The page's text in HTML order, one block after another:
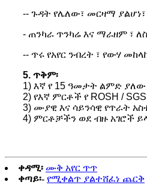
-- ጉዳት የሌለው፣ መርዛማ
- ጠንካራ ጥንካሬ እና ማራዘም ፣
-- ጥሩ የአየር ንብረት ፣ የውሃ
5. ጥቅም፡
1) እኛ የ 15 ዓመታት ልምድ
2) የእኛ ምርቶች የ ROSH /
3) ሙያዊ እና ሳይንሳዊ የጥራት
4) ምርቶቻችን ወደ ብዙ አገሮች
ቀዳሚ፡ ሙቅ አየር ጥጥ
ቀጣይ፡- የሚቀልጥ ያልተሸፈነ ጨርቅ